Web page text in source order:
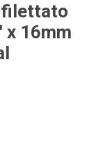
filettato
x 16mm